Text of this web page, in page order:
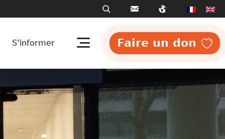
S’informer Faire un don